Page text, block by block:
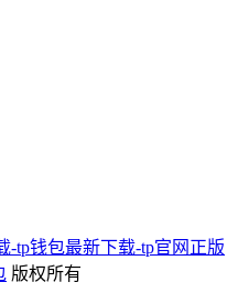
-tp钱包最新下载-tp官网正版
版权所有